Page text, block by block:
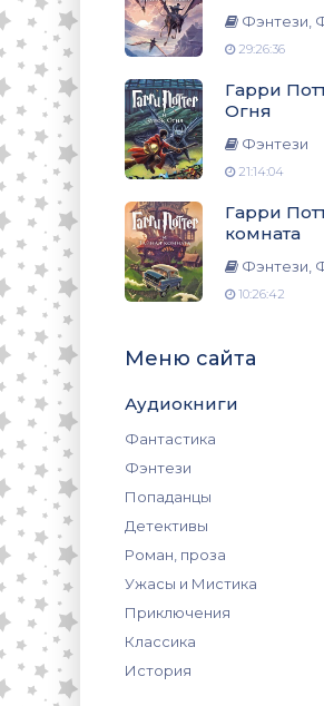
Фэнтези,
29:26:36
Гарри
Огня
Фэнтези
21:14:04
Гарри
комната
Фэнтези,
10:26:42
Меню сайта
Аудиокниги
Фантастика
Фэнтези
Попаданцы
Детективы
Роман, проза
Ужасы и Мистика
Приключения
Классика
История